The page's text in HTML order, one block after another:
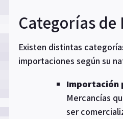
Categorías
Existen distintas
importaciones según su
Importación
Mercancías
ser